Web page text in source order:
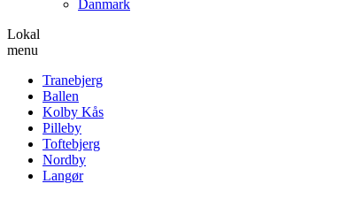
Danmark
Lokal
menu
Tranebjerg
Ballen
Kolby Kås
Pilleby
Toftebjerg
Nordby
Langør